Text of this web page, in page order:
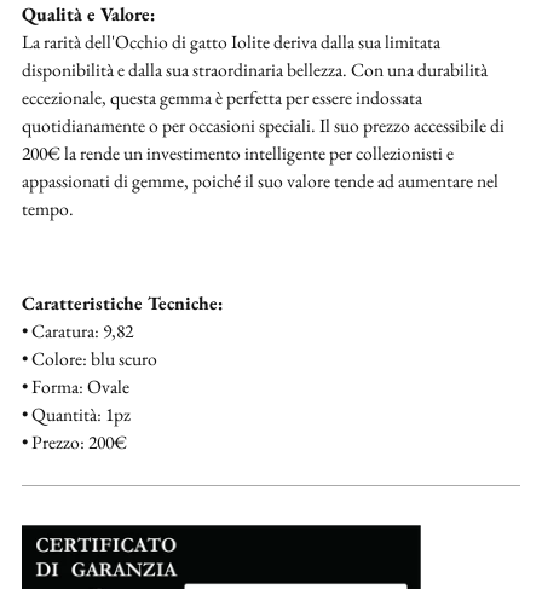
Qualità e Valore:
La rarità dell'Occhio di gatto Iolite deriva dalla sua limitata
disponibilità e dalla sua straordinaria bellezza. Con una durabilità
eccezionale, questa gemma è perfetta per essere indossata
quotidianamente o per occasioni speciali. Il suo prezzo accessibile di
200€ la rende un investimento intelligente per collezionisti e
appassionati di gemme, poiché il suo valore tende ad aumentare nel
tempo.
Caratteristiche Tecniche:
• Caratura: 9,82
• Colore: blu scuro
• Forma: Ovale
• Quantità: 1pz
• Prezzo: 200€